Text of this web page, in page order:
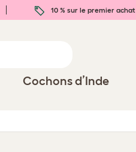
10 % sur le premier achat
Cochons d’Inde